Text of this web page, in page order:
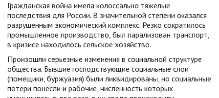
Гражданская война имела колоссально тяжелые
последствия для России. В значительной степени оказался
разрушенным экономический комплекс. Резко сократилось
промышленное производство, был парализован транспорт,
в кризисе находилось сельское хозяйство.
Произошли серьезные изменения в социальной структуре
общества. Бывшие господствующие социальные слои
(помещики, буржуазия) были ликвидированы, но социальные
потери понесли и рабочие, численность которых